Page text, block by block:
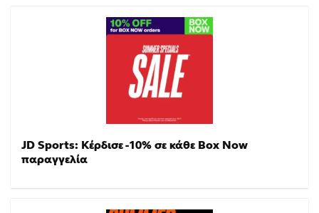
JD Sports: Κέρδισε -10% σε κάθε Box Now
παραγγελία